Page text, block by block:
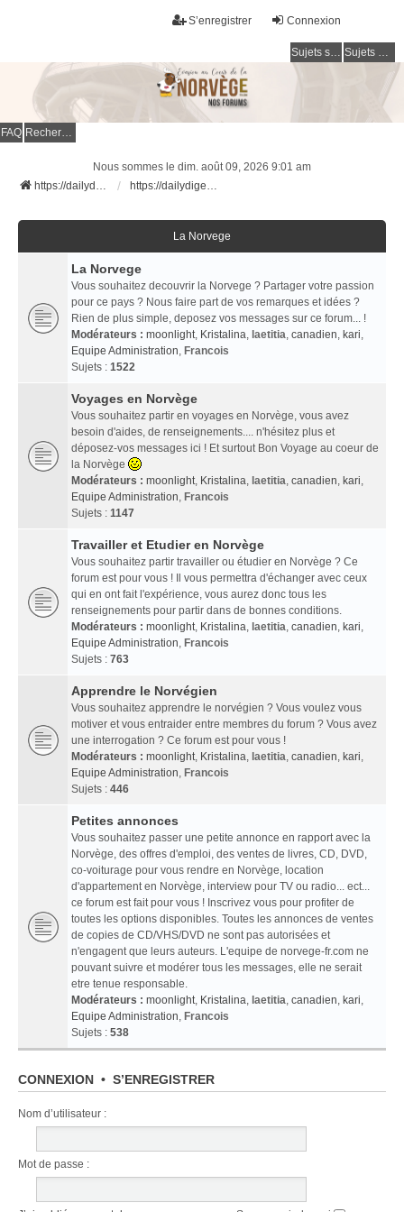
Connexion
S’enregistrer
Sujets sans réponse Sujets actifs
FAQ Rechercher
Nous sommes le dim. août 09, 2026 9:01 am
https://dailydigesthub.com
https://dailydigesthub.com
La Norvege
La Norvege
Vous souhaitez decouvrir la Norvege ? Partager votre passion
pour ce pays ? Nous faire part de vos remarques et idées ?
Rien de plus simple, deposez vos messages sur ce forum... !
Modérateurs : moonlight, Kristalina, laetitia, canadien, kari,
Equipe Administration, Francois
Sujets : 1522
Voyages en Norvège
Vous souhaitez partir en voyages en Norvège, vous avez
besoin d'aides, de renseignements.... n'hésitez plus et
déposez-vos messages ici ! Et surtout Bon Voyage au coeur de
la Norvège
Modérateurs : moonlight, Kristalina, laetitia, canadien, kari,
Equipe Administration, Francois
Sujets : 1147
Travailler et Etudier en Norvège
Vous souhaitez partir travailler ou étudier en Norvège ? Ce
forum est pour vous ! Il vous permettra d'échanger avec ceux
qui en ont fait l'expérience, vous aurez donc tous les
renseignements pour partir dans de bonnes conditions.
Modérateurs : moonlight, Kristalina, laetitia, canadien, kari,
Equipe Administration, Francois
Sujets : 763
Apprendre le Norvégien
Vous souhaitez apprendre le norvégien ? Vous voulez vous
motiver et vous entraider entre membres du forum ? Vous avez
une interrogation ? Ce forum est pour vous !
Modérateurs : moonlight, Kristalina, laetitia, canadien, kari,
Equipe Administration, Francois
Sujets : 446
Petites annonces
Vous souhaitez passer une petite annonce en rapport avec la
Norvège, des offres d'emploi, des ventes de livres, CD, DVD,
co-voiturage pour vous rendre en Norvège, location
d'appartement en Norvège, interview pour TV ou radio... ect...
ce forum est fait pour vous ! Inscrivez vous pour profiter de
toutes les options disponibles. Toutes les annonces de ventes
de copies de CD/VHS/DVD ne sont pas autorisées et
n'engagent que leurs auteurs. L'equipe de norvege-fr.com ne
pouvant suivre et modérer tous les messages, elle ne serait
etre tenue responsable.
Modérateurs : moonlight, Kristalina, laetitia, canadien, kari,
Equipe Administration, Francois
Sujets : 538
CONNEXION • S’ENREGISTRER
Nom d’utilisateur :
Mot de passe :